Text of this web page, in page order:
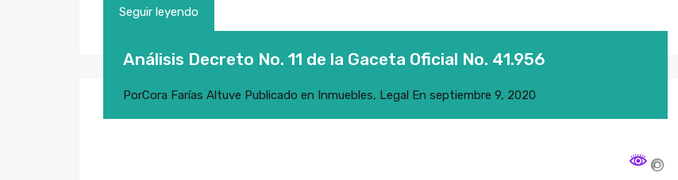
Seguir leyendo
Análisis Decreto No. 11 de la Gaceta Oficial No. 41.956
PorCora Farías Altuve Publicado en Inmuebles, Legal En septiembre 9, 2020